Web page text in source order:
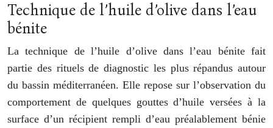
Technique de l’huile d’olive dans l’eau
bénite
La technique de l’huile d’olive dans l’eau bénite fait
partie des rituels de diagnostic les plus répandus autour
du bassin méditerranéen. Elle repose sur l’observation du
comportement de quelques gouttes d’huile versées à la
surface d’un récipient rempli d’eau préalablement bénie